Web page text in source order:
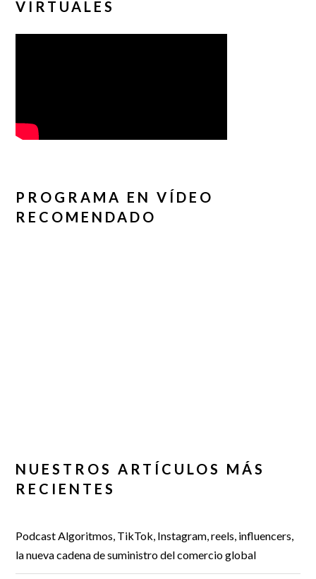
VIRTUALES
PROGRAMA EN VÍDEO
RECOMENDADO
NUESTROS ARTÍCULOS MÁS
RECIENTES
Podcast Algoritmos, TikTok, Instagram, reels, influencers,
la nueva cadena de suministro del comercio global